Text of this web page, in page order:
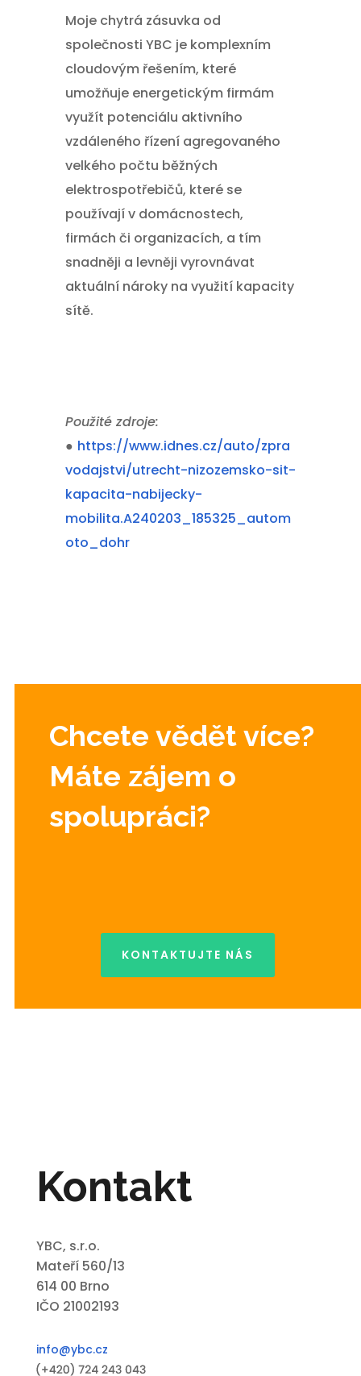
Moje chytrá zásuvka od
společnosti YBC je komplexním
cloudovým řešením, které
umožňuje energetickým firmám
využít potenciálu aktivního
vzdáleného řízení agregovaného
velkého počtu běžných
elektrospotřebičů, které se
používají v domácnostech,
firmách či organizacích, a tím
snadněji a levněji vyrovnávat
aktuální nároky na využití kapacity
sítě.
Použité zdroje:
● https://www.idnes.cz/auto/zpra
vodajstvi/utrecht-nizozemsko-sit-
kapacita-nabijecky-
mobilita.A240203_185325_autom
oto_dohr
Chcete vědět více?
Máte zájem o
spolupráci?
KONTAKTUJTE NÁS
Kontakt
YBC, s.r.o.
Mateří 560/13
614 00 Brno
IČO 21002193
info@ybc.cz